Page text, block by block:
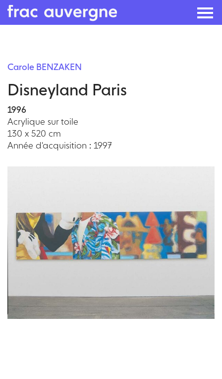
content
Carole BENZAKEN
Disneyland Paris
1996
Acrylique sur toile
130 x 520 cm
Année d'acquisition : 1997